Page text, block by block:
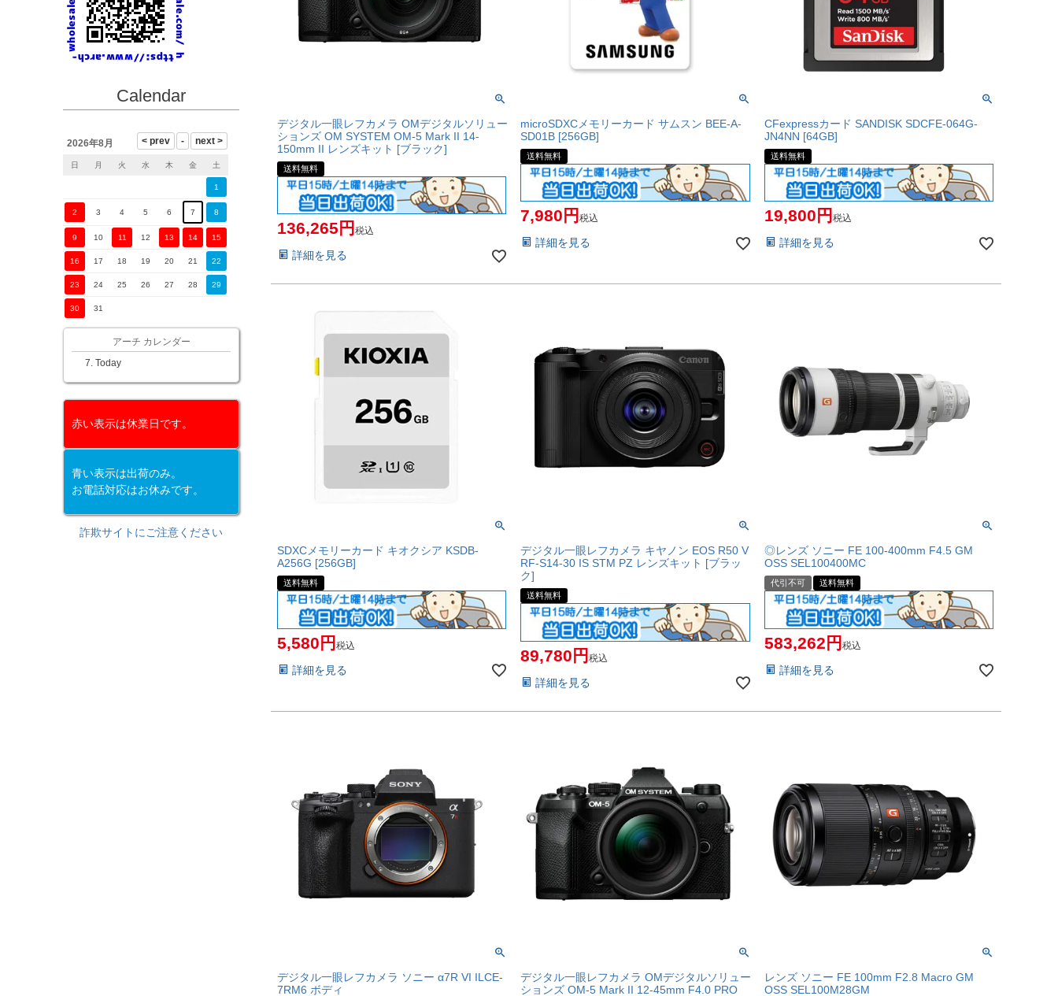
Calendar
2026年8月
日 月 火 水 木 金 土
1
2 3 4 5 6 7 8
9 10 11 12 13 14 15
16 17 18 19 20 21 22
23 24 25 26 27 28 29
30 31
アーチ カレンダー
Today
赤い表示は休業日です。
青い表示は出荷のみ。
お電話対応はお休みです。
詐欺サイトにご注意ください
デジタル一眼レフカメラ OMデジタルソリュー
ションズ OM SYSTEM OM-5 Mark II 14-
150mm II レンズキット [ブラック]
送料無料
136,265 税込
詳細を見る
microSDXCメモリーカード サムスン BEE-A-
SD01B [256GB]
送料無料
7,980 税込
詳細を見る
CFexpressカード SANDISK SDCFE-064G-
JN4NN [64GB]
送料無料
19,800 税込
詳細を見る
SDXCメモリーカード キオクシア KSDB-
A256G [256GB]
送料無料
5,580 税込
詳細を見る
デジタル一眼レフカメラ キヤノン EOS R50 V
RF-S14-30 IS STM PZ レンズキット [ブラッ
ク]
送料無料
89,780 税込
詳細を見る
◎レンズ ソニー FE 100-400mm F4.5 GM
OSS SEL100400MC
代引不可 送料無料
583,262 税込
詳細を見る
デジタル一眼レフカメラ ソニー α7R VI ILCE-
7RM6 ボディ
デジタル一眼レフカメラ OMデジタルソリュー
ションズ OM-5 Mark II 12-45mm F4.0 PRO
レンズ ソニー FE 100mm F2.8 Macro GM
OSS SEL100M28GM